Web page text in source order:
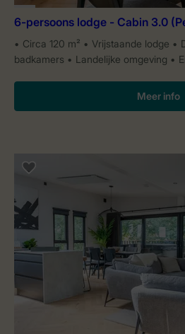
6-persoons lodge - Cabin 3.0
Circa 120 m² Vrijstaande lodge
badkamers
Landelijke omgeving
Meer info